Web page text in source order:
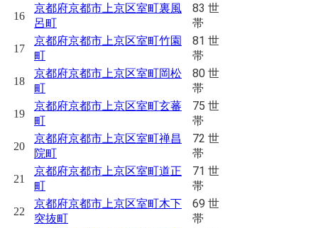
16
京都府京都市上京区室町裏風
呂町
83 世
帯
17
京都府京都市上京区室町竹園
町
81 世
帯
18
京都府京都市上京区室町岡松
町
80 世
帯
19
京都府京都市上京区室町玄蕃
町
75 世
帯
20
京都府京都市上京区室町禅昌
院町
72 世
帯
21
京都府京都市上京区室町道正
町
71 世
帯
22
京都府京都市上京区室町木下
突抜町
69 世
帯